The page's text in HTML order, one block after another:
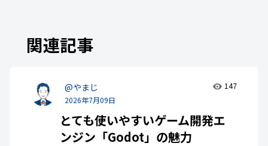
関連記事
@やまじ
2026年7月09日
147
とても使いやすいゲーム開発エ
ンジン「Godot」の魅力